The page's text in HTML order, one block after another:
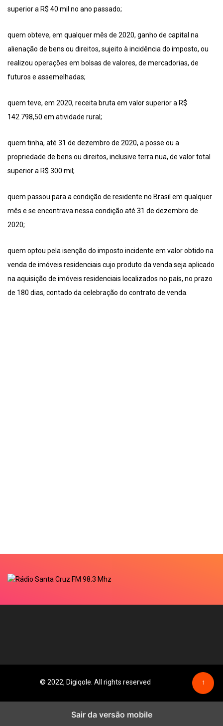
superior a R$ 40 mil no ano passado;
quem obteve, em qualquer mês de 2020, ganho de capital na
alienação de bens ou direitos, sujeito à incidência do imposto, ou
realizou operações em bolsas de valores, de mercadorias, de
futuros e assemelhadas;
quem teve, em 2020, receita bruta em valor superior a R$
142.798,50 em atividade rural;
quem tinha, até 31 de dezembro de 2020, a posse ou a
propriedade de bens ou direitos, inclusive terra nua, de valor total
superior a R$ 300 mil;
quem passou para a condição de residente no Brasil em qualquer
mês e se encontrava nessa condição até 31 de dezembro de
2020;
quem optou pela isenção do imposto incidente em valor obtido na
venda de imóveis residenciais cujo produto da venda seja aplicado
na aquisição de imóveis residenciais localizados no país, no prazo
de 180 dias, contado da celebração do contrato de venda.
© 2022, Digiqole. All rights reserved ↑
Sair da versão mobile